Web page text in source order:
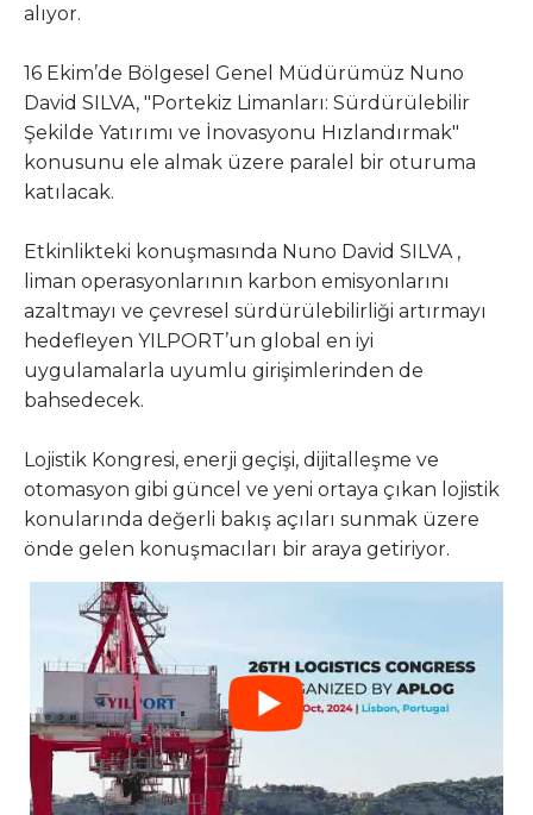
alıyor.
16 Ekim’de Bölgesel Genel Müdürümüz Nuno
David SILVA, "Portekiz Limanları: Sürdürülebilir
Şekilde Yatırımı ve İnovasyonu Hızlandırmak"
konusunu ele almak üzere paralel bir oturuma
katılacak.
Etkinlikteki konuşmasında Nuno David SILVA ,
liman operasyonlarının karbon emisyonlarını
azaltmayı ve çevresel sürdürülebilirliği artırmayı
hedefleyen YILPORT’un global en iyi
uygulamalarla uyumlu girişimlerinden de
bahsedecek.
Lojistik Kongresi, enerji geçişi, dijitalleşme ve
otomasyon gibi güncel ve yeni ortaya çıkan lojistik
konularında değerli bakış açıları sunmak üzere
önde gelen konuşmacıları bir araya getiriyor.